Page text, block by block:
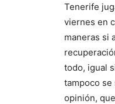
Tenerife
viernes en
maneras si
todo, igual
tampoco se
opinión,